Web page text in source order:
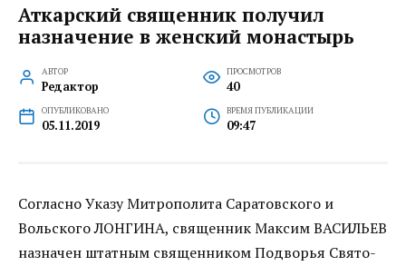
Аткарский священник получил
назначение в женский монастырь
АВТОР
Редактор
ПРОСМОТРОВ
40
ОПУБЛИКОВАНО
05.11.2019
ВРЕМЯ ПУБЛИКАЦИИ
09:47
Согласно Указу Митрополита Саратовского и
Вольского ЛОНГИНА, священник Максим ВАСИЛЬЕВ
назначен штатным священником Подворья Свято-